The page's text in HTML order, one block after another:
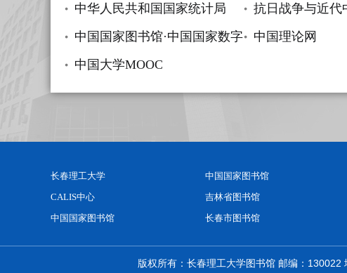
中华人民共和国国家统计局
抗日战争与近代
中国国家图书馆·中国国家数字图书馆中国理论网
中国大学MOOC
长春理工大学
CALIS中心
中国国家图书馆
中国国家图书馆
吉林省图书馆
长春市图书馆
版权所有：长春理工大学图书馆 邮编：